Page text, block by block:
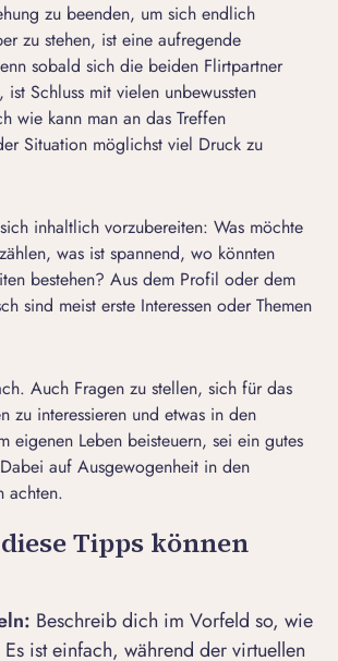
zu beenden, um sich endlich
zu stehen, ist eine aufregende
sobald sich die beiden Flirtpartner
Schluss mit vielen unbewussten
wie kann man an das Treffen
Situation möglichst viel Druck zu
inhaltlich vorzubereiten: Was möchte
was ist spannend, wo könnten
bestehen? Aus dem Profil oder dem
sind meist erste Interessen oder Themen
Auch Fragen zu stellen, sich für das
zu interessieren und etwas in den
eigenen Leben beisteuern, sei ein gutes
auf Ausgewogenheit in den
achten.
Tipps können
Beschreib dich im Vorfeld so, wie
ist einfach, während der virtuellen